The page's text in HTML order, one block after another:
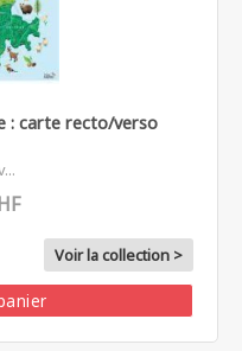
: carte recto/verso
Voir la collection >